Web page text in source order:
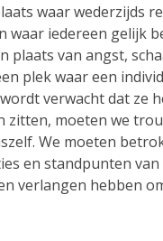
waar wederzijds
waar iedereen gelijk
plaats van angst,
plek waar een
verwacht dat ze
zitten, moeten we
We moeten
en standpunten van
verlangen hebben